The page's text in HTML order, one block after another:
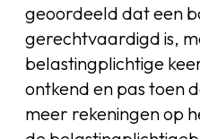
geoordeeld dat een
gerechtvaardigd is,
belastingplichtige
ontkend en pas toen
meer rekeningen op